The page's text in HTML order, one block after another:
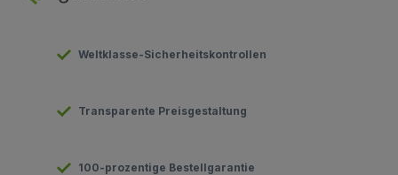
Weltklasse-Sicherheitskontrollen
Transparente Preisgestaltung
100-prozentige Bestellgarantie